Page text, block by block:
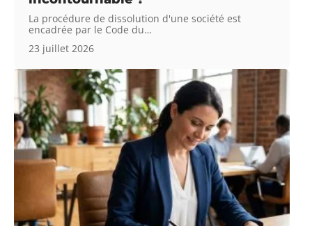
La procédure de dissolution d'une société est
encadrée par le Code du…
23 juillet 2026